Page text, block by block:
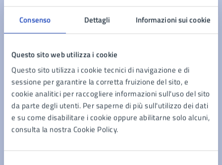
Consenso Dettagli Informazioni sui cookie
Questo sito web utilizza i cookie
Questo sito utilizza i cookie tecnici di navigazione e di
sessione per garantire la corretta fruizione del sito, e
cookie analitici per raccogliere informazioni sull'uso del sito
da parte degli utenti. Per saperne di più sull'utilizzo dei dati
e su come disabilitare i cookie oppure abilitarne solo alcuni,
consulta la nostra Cookie Policy.
COMUNICATI COMMISSIONE STRAORDINARIA
Comunicato n. 53 della Commissione
Straordinaria
Spazio di comunicazione - Lunedì 06.07.2026
inizieranno i lavori affidati dalla Direzione
Generale Ciclo integrato delle acque della
Regione Campania - previste chiusure stradali